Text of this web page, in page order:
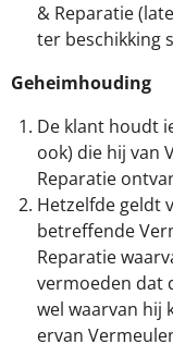
& Reparatie
ter beschikking
Geheimhouding
De klant houdt
ook) die hij van
Reparatie
Hetzelfde geldt
betreffende
Reparatie
vermoeden dat
wel waarvan hij
ervan